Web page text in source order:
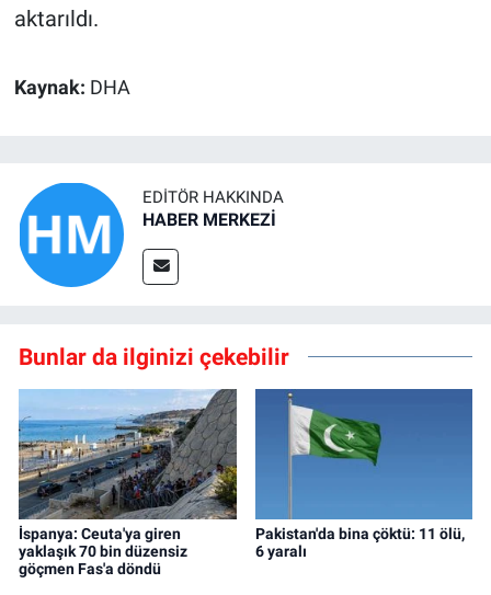
aktarıldı.
Kaynak: DHA
EDITÖR HAKKINDA
HABER MERKEZİ
Bunlar da ilginizi çekebilir
İspanya: Ceuta'ya giren
yaklaşık 70 bin düzensiz
göçmen Fas'a döndü
Pakistan'da bina çöktü: 11 ölü,
6 yaralı